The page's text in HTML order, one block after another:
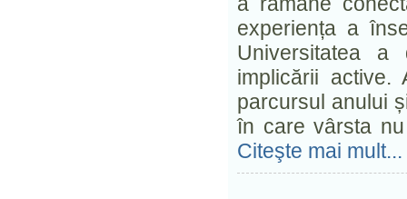
experiența a
Universitatea
implicării active.
parcursul anului
în care vârsta
Citeşte mai mult...